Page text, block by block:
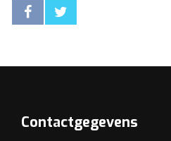
Contactgegevens